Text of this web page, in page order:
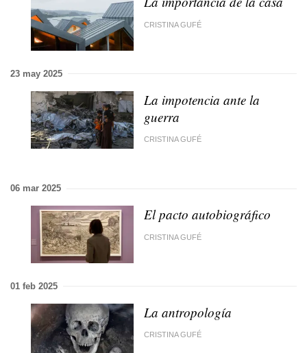
CRISTINA GUFÉ
23 may 2025
La impotencia ante la
guerra
CRISTINA GUFÉ
06 mar 2025
El pacto autobiográfico
CRISTINA GUFÉ
01 feb 2025
La antropología
CRISTINA GUFÉ